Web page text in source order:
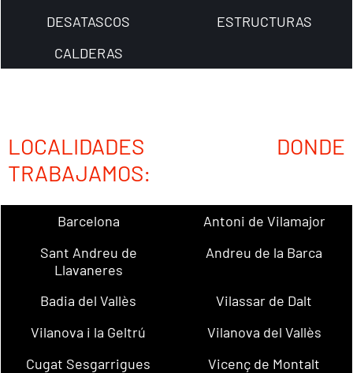
DESATASCOS
ESTRUCTURAS
CALDERAS
LOCALIDADES DONDE
TRABAJAMOS:
Barcelona
Antoni de Vilamajor
Sant Andreu de
Llavaneres
Andreu de la Barca
Badia del Vallès
Vilassar de Dalt
Vilanova i la Geltrú
Vilanova del Vallès
Cugat Sesgarrigues
Vicenç de Montalt